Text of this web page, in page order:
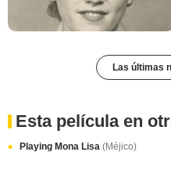
Las últimas
Esta película en
Playing Mona Lisa (Méjico)